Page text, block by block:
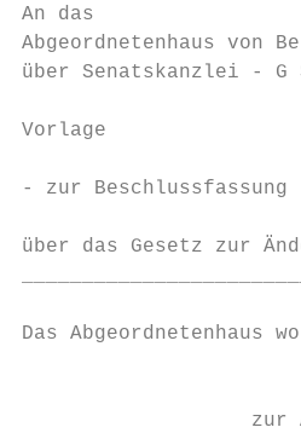
An das
Abgeordnetenhaus von
über Senatskanzlei - G
Vorlage
- zur Beschlussfassung
über das Gesetz zur
Das Abgeordnetenhaus
zur